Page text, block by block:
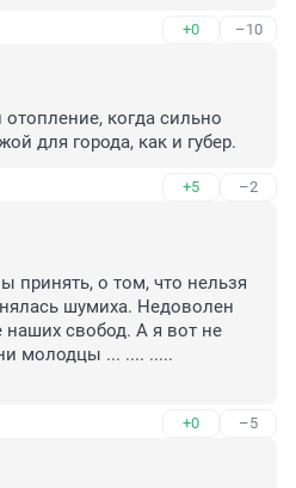
+0 –10
когда сильно
для города, как и губер.
+5 –2
принять, о том, что нельзя
шумиха. Недоволен
наших свобод. А я вот не
молодцы ... .... .....
+0 –5